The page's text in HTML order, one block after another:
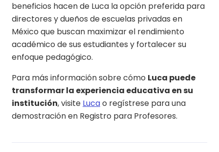
beneficios hacen de Luca la opción preferida para
directores y dueños de escuelas privadas en
México que buscan maximizar el rendimiento
académico de sus estudiantes y fortalecer su
enfoque pedagógico.
Para más información sobre cómo Luca puede
transformar la experiencia educativa en su
institución, visite Lucao regístrese para una
demostración en Registro para Profesores.